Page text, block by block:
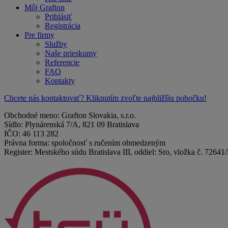
Môj Grafton
Prihlásiť
Registrácia
Pre firmy
Služby
Naše prieskumy
Referencie
FAQ
Kontakty
Chcete nás kontaktovať? Kliknutím zvoľte najbližšiu pobočku!
Obchodné meno: Grafton Slovakia, s.r.o.
Sídlo: Plynárenská 7/A, 821 09 Bratislava
IČO: 46 113 282
Právna forma: spoločnosť s ručením obmedzeným
Register: Mestského súdu Bratislava III, oddiel: Sro, vložka č.